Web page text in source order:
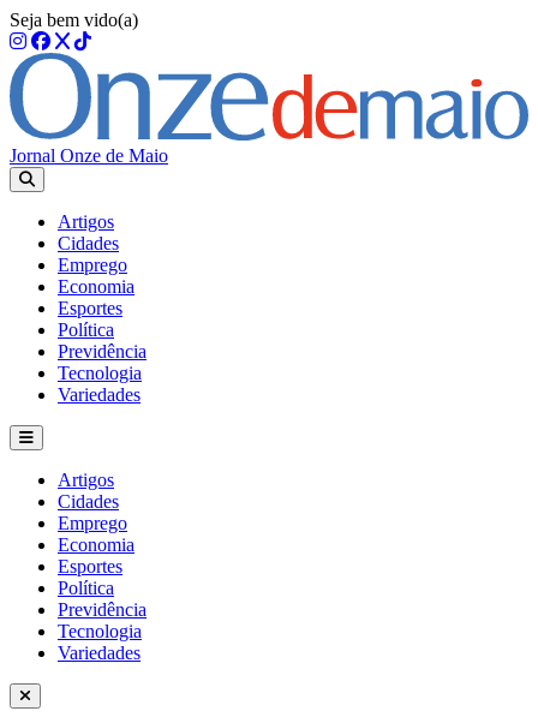
Seja bem vido(a)
Jornal Onze de Maio
Artigos
Cidades
Emprego
Economia
Esportes
Política
Previdência
Tecnologia
Variedades
Artigos
Cidades
Emprego
Economia
Esportes
Política
Previdência
Tecnologia
Variedades